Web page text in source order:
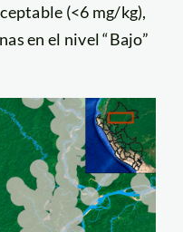
(<6 mg/kg),
en el nivel “Bajo”